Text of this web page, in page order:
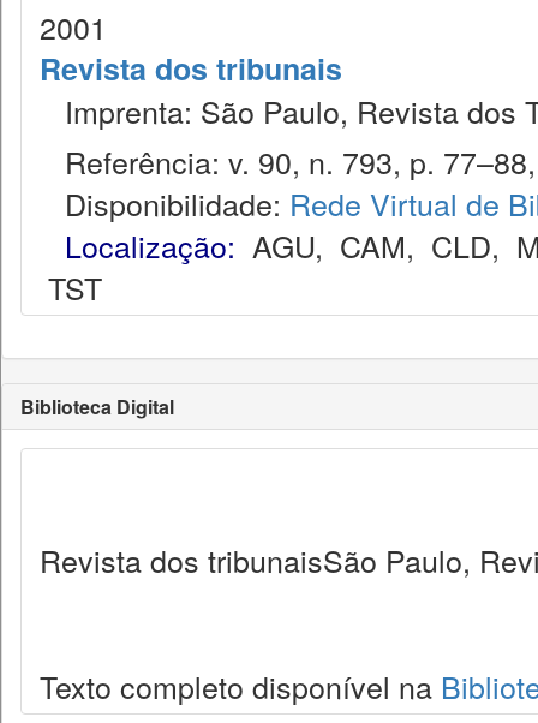
2001
Revista dos tribunais
Imprenta: São Paulo, Revista dos
Referência: v. 90, n. 793, p.
Disponibilidade: Rede Virtual de
Localização: AGU, CAM, CLD,
TST
Biblioteca Digital
Revista dos tribunaisSão Paulo,
Texto completo disponível na